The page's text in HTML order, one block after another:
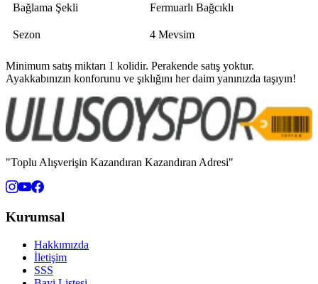
Bağlama Şekli Fermuarlı Bağcıklı
Sezon 4 Mevsim
Minimum satış miktarı 1 kolidir. Perakende satış yoktur.
Ayakkabınızın konforunu ve şıklığını her daim yanınızda taşıyın!
"Toplu Alışverişin Kazandıran Kazandıran Adresi"
Kurumsal
Hakkımızda
İletişim
SSS